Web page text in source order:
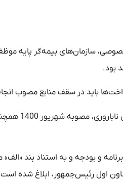
باید در سقف منابع مصوب
همچنین درباره
اول رئیس‌جمهور، ابلاغ شده